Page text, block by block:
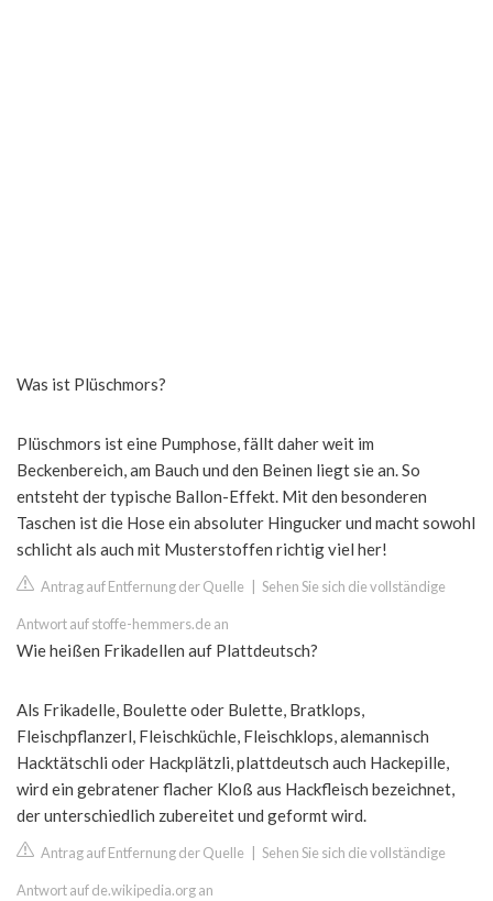
Was ist Plüschmors?
Plüschmors ist eine Pumphose, fällt daher weit im
Beckenbereich, am Bauch und den Beinen liegt sie an. So
entsteht der typische Ballon-Effekt. Mit den besonderen
Taschen ist die Hose ein absoluter Hingucker und macht sowohl
schlicht als auch mit Musterstoffen richtig viel her!
Antrag auf Entfernung der Quelle Sehen Sie sich die vollständige
Antwort auf stoffe-hemmers.de an
Wie heißen Frikadellen auf Plattdeutsch?
Als Frikadelle, Boulette oder Bulette, Bratklops,
Fleischpflanzerl, Fleischküchle, Fleischklops, alemannisch
Hacktätschli oder Hackplätzli, plattdeutsch auch Hackepille,
wird ein gebratener flacher Kloß aus Hackfleisch bezeichnet,
der unterschiedlich zubereitet und geformt wird.
Antrag auf Entfernung der Quelle Sehen Sie sich die vollständige
Antwort auf de.wikipedia.org an